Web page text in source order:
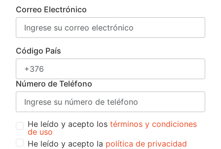
Correo Electrónico
Código País
Número de Teléfono
He leído y acepto los términos y condiciones
de uso
He leído y acepto la política de privacidad